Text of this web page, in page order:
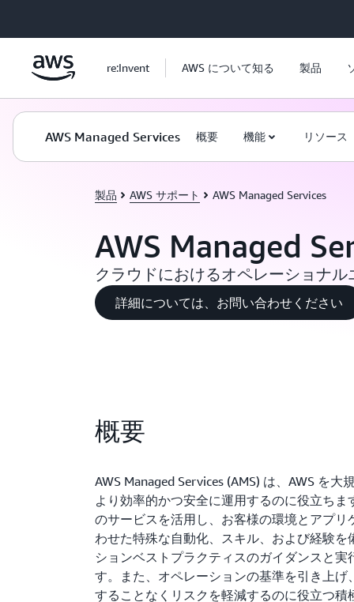
re:Invent AWS について知る 製品
AWS Managed Services 概要 機能 リソース
製品 AWS サポート AWS Managed Services
AWS Managed
クラウドにおけるオペレーショナル
詳細については、お問い合わせください
概要
AWS Managed Services (AMS) は、AWS を大
より効率的かつ安全に運用するのに役立ちま
のサービスを活用し、お客様の環境とアプリ
わせた特殊な自動化、スキル、および経験を
ションベストプラクティスのガイダンスと実
す。また、オペレーションの基準を引き上げ
することなくリスクを軽減するのに役立つ積